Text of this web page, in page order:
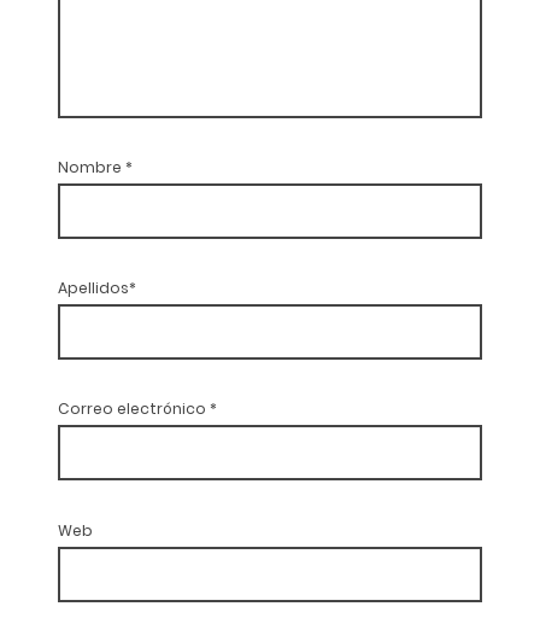
Nombre *
Apellidos*
Correo electrónico *
Web